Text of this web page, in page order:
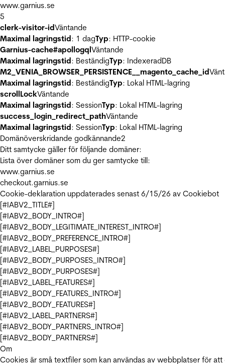
www.garnius.se
5
clerk-visitor-idVäntande
Maximal lagringstid: 1 dagTyp: HTTP-cookie
Garnius-cache#apollogqlVäntande
Maximal lagringstid: BeständigTyp: IndexeradDB
M2_VENIA_BROWSER_PERSISTENCE__magento_cache_id
Maximal lagringstid: BeständigTyp: Lokal HTML-lagring
scrollLockVäntande
Maximal lagringstid: SessionTyp: Lokal HTML-lagring
success_login_redirect_pathVäntande
Maximal lagringstid: SessionTyp: Lokal HTML-lagring
Domänöverskridande godkännande2
Ditt samtycke gäller för följande domäner:
Lista över domäner som du ger samtycke till:
www.garnius.se
checkout.garnius.se
Cookie-deklaration uppdaterades senast 6/15/26 av Cookiebot
[#IABV2_TITLE#]
[#IABV2_BODY_INTRO#]
[#IABV2_BODY_LEGITIMATE_INTEREST_INTRO#]
[#IABV2_BODY_PREFERENCE_INTRO#]
[#IABV2_LABEL_PURPOSES#]
[#IABV2_BODY_PURPOSES_INTRO#]
[#IABV2_BODY_PURPOSES#]
[#IABV2_LABEL_FEATURES#]
[#IABV2_BODY_FEATURES_INTRO#]
[#IABV2_BODY_FEATURES#]
[#IABV2_LABEL_PARTNERS#]
[#IABV2_BODY_PARTNERS_INTRO#]
[#IABV2_BODY_PARTNERS#]
Om
Cookies är små textfiler som kan användas av webbplatser för att